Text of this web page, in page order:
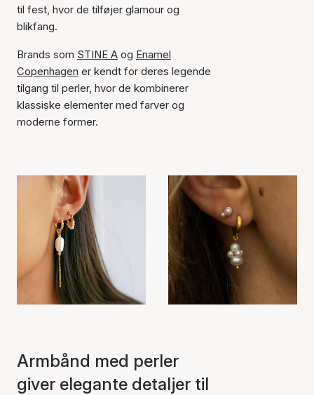
til fest, hvor de tilføjer glamour og
blikfang.
Brands som STINE A og Enamel
Copenhagen er kendt for deres legende
tilgang til perler, hvor de kombinerer
klassiske elementer med farver og
moderne former.
Armbånd med perler
giver elegante detaljer til